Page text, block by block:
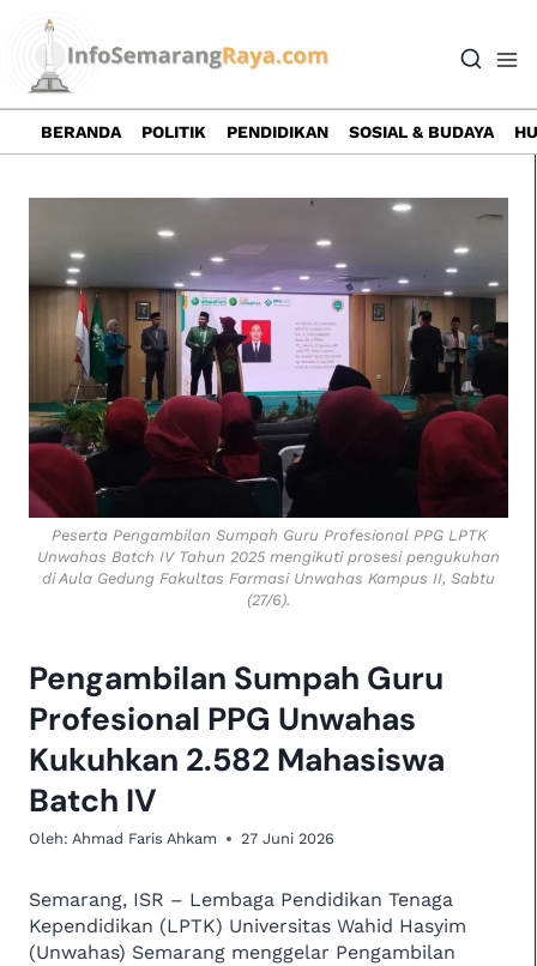
content
BERANDA POLITIK PENDIDIKAN SOSIAL & BUDAYA
Peserta Pengambilan Sumpah Guru Profesional PPG LPTK
Unwahas Batch IV Tahun 2025 mengikuti prosesi pengukuhan
di Aula Gedung Fakultas Farmasi Unwahas Kampus II, Sabtu
(27/6).
Pengambilan Sumpah Guru
Profesional PPG Unwahas
Kukuhkan 2.582 Mahasiswa
Batch IV
Oleh: Ahmad Faris Ahkam 27 Juni 2026
Semarang, ISR – Lembaga Pendidikan Tenaga
Kependidikan (LPTK) Universitas Wahid Hasyim
(Unwahas) Semarang menggelar Pengambilan